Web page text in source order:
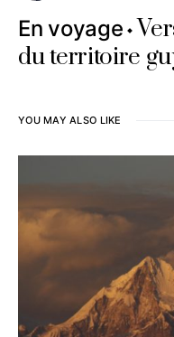
En voyage
du territoire
YOU MAY ALSO LIKE